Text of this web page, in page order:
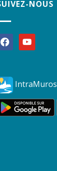
NOUS
facebookyoutube
IntraMuros